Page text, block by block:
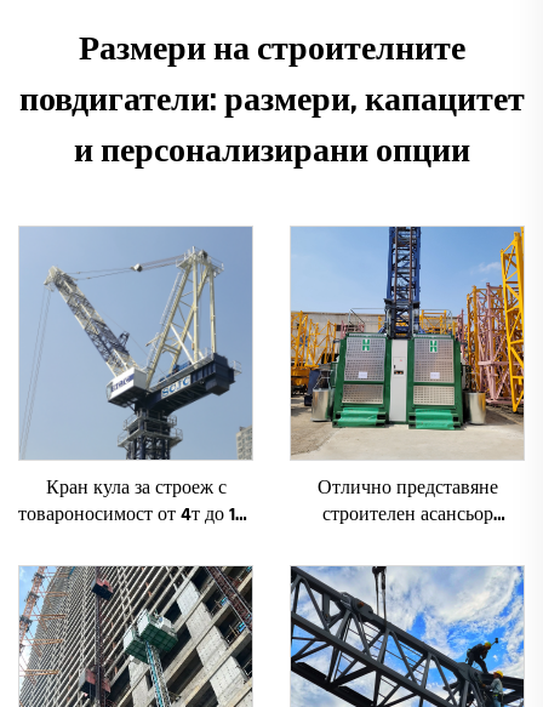
Размери на строителните
повдигатели: размери, капацитет
и персонализирани опции
Кран кула за строеж с
товароносимост от 4т до 12т
зъбно колело, мотор, лагер,
основни компоненти
Отлично представяне
строителен асансьор
асансьорни шахти за Алжир